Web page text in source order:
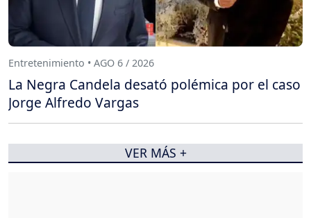
Entretenimiento • AGO 6 / 2026
La Negra Candela desató polémica por el caso
Jorge Alfredo Vargas
VER MÁS +